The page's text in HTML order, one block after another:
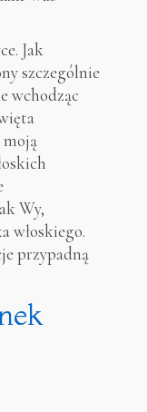
Jak
szczególnie
wchodząc
moją
Wy,
włoskiego.
przypadną